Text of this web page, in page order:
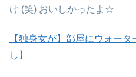
け (笑) おいしかったよ☆
【独身女が】部屋にウォー
し】